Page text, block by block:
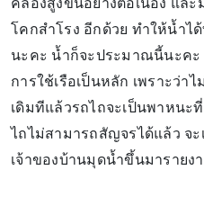
คลองสูงขึ้นอย่างต่อเนื่อง แล
โคกสำโรง อีกด้วย ทำให้นํ้าไ
นะคะ นํ้าก็จะประมาณนี้นะค
การใช้เรือเป็นหลัก เพราะว่า
เดิมทีแล้วรถไถจะเป็นพาหน
ไถไม่สามารถสัญจรได้แล้ว จะ
เจ้าของบ้านมุดนํ้าขึ้นมารายง